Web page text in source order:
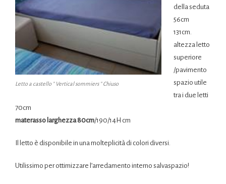
Letto a castello ” Vertical sommiers ” Chiuso
della seduta
56cm
131cm.
altezza letto
superiore
/pavimento
spazio utile
tra i due letti
70cm
materasso larghezza 80cm/190/14H cm
Il letto è disponibile in una molteplicità di colori diversi.
Utilissimo per ottimizzare l’arredamento interno salvaspazio!